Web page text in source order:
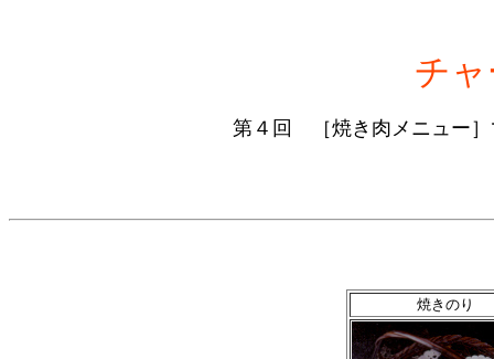
チ
第４回 ［焼き肉メニュー
焼きのり